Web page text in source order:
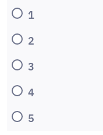
1
2
3
4
5